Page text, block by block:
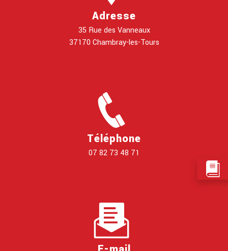
Adresse
35 Rue des Vanneaux
37170 Chambray-les-Tours
Téléphone
07 82 73 48 71